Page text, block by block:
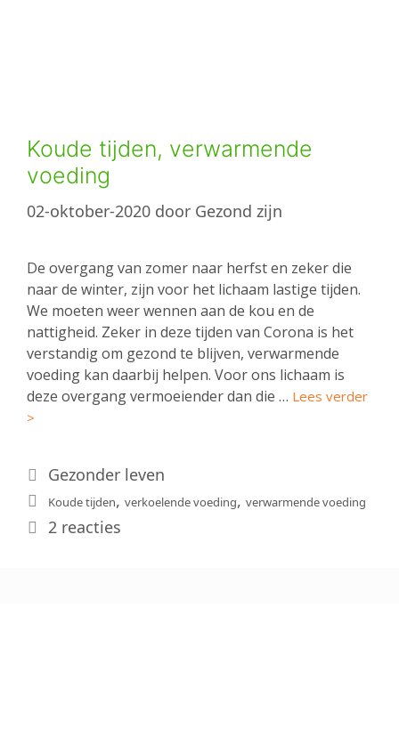
Koude tijden, verwarmende
voeding
02-oktober-2020 door Gezond zijn
De overgang van zomer naar herfst en zeker die
naar de winter, zijn voor het lichaam lastige tijden.
We moeten weer wennen aan de kou en de
nattigheid. Zeker in deze tijden van Corona is het
verstandig om gezond te blijven, verwarmende
voeding kan daarbij helpen. Voor ons lichaam is
deze overgang vermoeiender dan die … Lees verder
>
Categorieën
Gezonder leven
Tags
Koude tijden, verkoelende voeding, verwarmende voeding
2 reacties